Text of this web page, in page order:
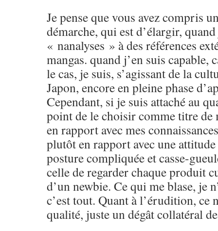
Je pense que vous avez compris
démarche, qui est d’élargir,
« nanalyses » à des références
mangas. quand j’en suis capable,
le cas, je suis, s’agissant de la
Japon, encore en pleine phase
Cependant, si je suis attaché au
point de le choisir comme titre de
en rapport avec mes
plutôt en rapport avec une
posture compliquée et casse-
celle de regarder chaque produit
d’un newbie. Ce qui me blase, je
c’est tout. Quant à l’érudition, ce
qualité, juste un dégât collatéral